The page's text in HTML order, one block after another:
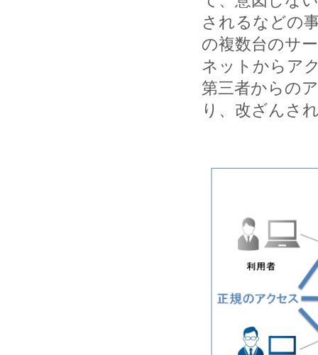
されるなどの
の複数台のサ
ネットからア
第三者からの
り、改ざんさ